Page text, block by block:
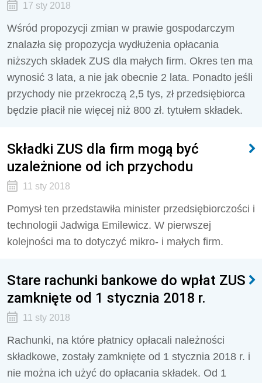
17 sty 2018
Wśród propozycji zmian w prawie gospodarczym
znalazła się propozycja wydłużenia opłacania
niższych składek ZUS dla małych firm. Okres ten ma
wynosić 3 lata, a nie jak obecnie 2 lata. Ponadto jeśli
przychody nie przekroczą 2,5 tys, zł przedsiębiorca
będzie płacił nie więcej niż 800 zł. tytułem składek.
Składki ZUS dla firm mogą być
uzależnione od ich przychodu
11 sty 2018
Pomysł ten przedstawiła minister przedsiębiorczości i
technologii Jadwiga Emilewicz. W pierwszej
kolejności ma to dotyczyć mikro- i małych firm.
Stare rachunki bankowe do wpłat ZUS
zamknięte od 1 stycznia 2018 r.
11 sty 2018
Rachunki, na które płatnicy opłacali należności
składkowe, zostały zamknięte od 1 stycznia 2018 r. i
nie można ich użyć do opłacania składek. Od 1